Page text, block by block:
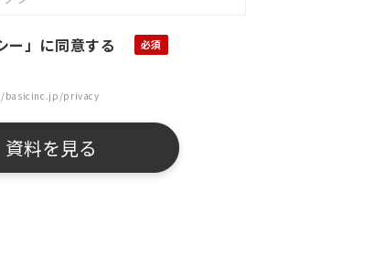
ー」に同意する
privacy